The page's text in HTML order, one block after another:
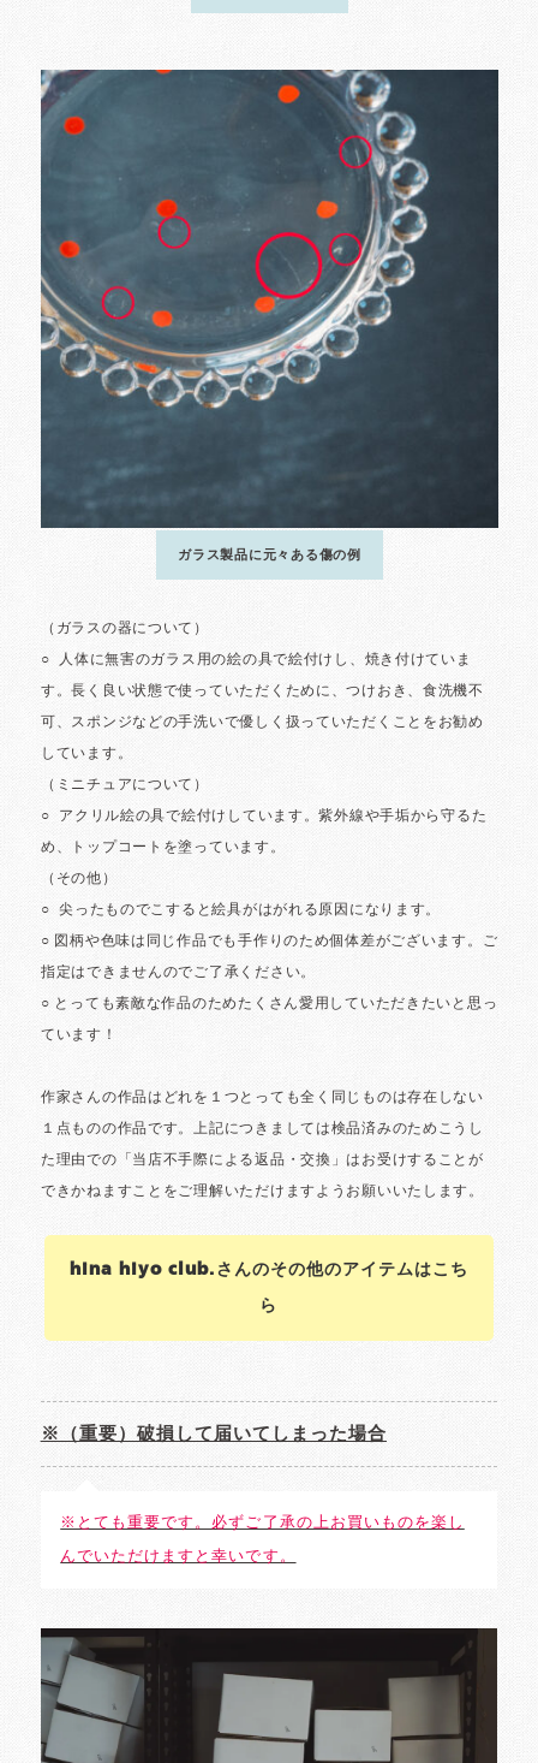
hina hiyo club.さんのその他のアイテムはこち
ら
※（重要）破損して届いてしまった場合
※とても重要です。必ずご了承の上お買いものを楽し
んでいただけますと幸いです。